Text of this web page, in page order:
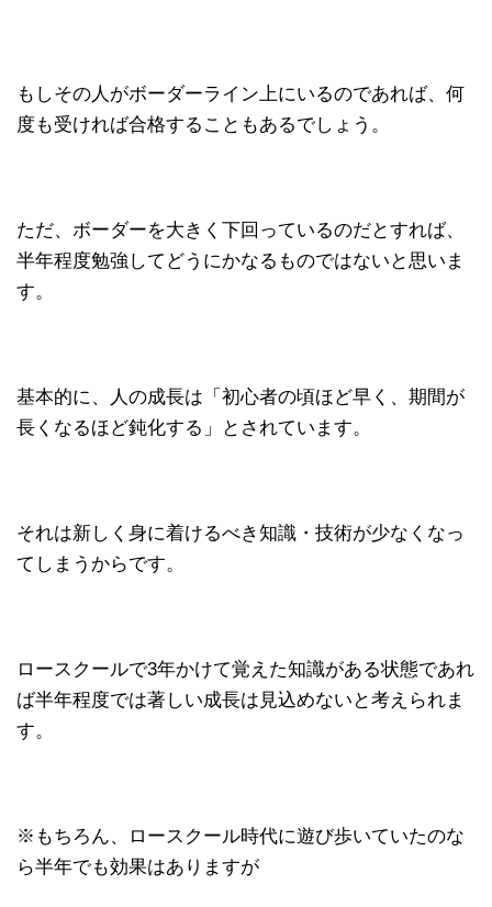
もしその人がボーダーライン上にいるのであれば、何
度も受ければ合格することもあるでしょう。
ただ、ボーダーを大きく下回っているのだとすれば、
半年程度勉強してどうにかなるものではないと思いま
す。
基本的に、人の成長は「初心者の頃ほど早く、期間が
長くなるほど鈍化する」とされています。
それは新しく身に着けるべき知識・技術が少なくなっ
てしまうからです。
ロースクールで3年かけて覚えた知識がある状態であれ
ば半年程度では著しい成長は見込めないと考えられま
す。
※もちろん、ロースクール時代に遊び歩いていたのな
ら半年でも効果はありますが